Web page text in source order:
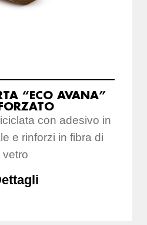
“ECO AVANA”
con adesivo in
e rinforzi in fibra di
vetro